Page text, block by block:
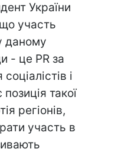
України
участь
даному
- це PR за
і
такої
регіонів,
участь в